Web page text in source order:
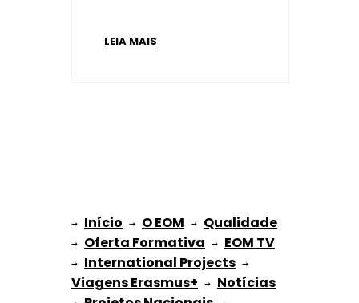
LEIA MAIS
→ Início → O EOM → Qualidade
→ Oferta Formativa → EOM TV
→ International Projects
Viagens Erasmus+ → Notícias